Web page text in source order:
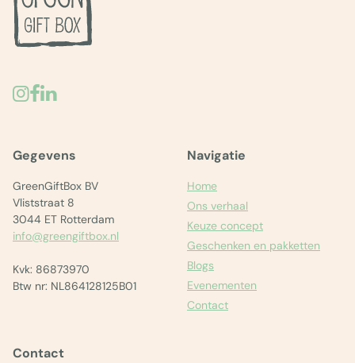
Gegevens
GreenGiftBox BV
Vliststraat 8
3044 ET Rotterdam
info@greengiftbox.nl
Kvk: 86873970
Btw nr: NL864128125B01
Contact
Navigatie
Home
Ons verhaal
Keuze concept
Geschenken en pakketten
Blogs
Evenementen
Contact